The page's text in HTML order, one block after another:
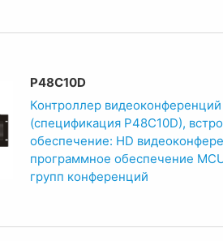
P48C10D
Контроллер
(спецификация P48C10D),
обеспечение: HD
программное обеспечение
групп конференций